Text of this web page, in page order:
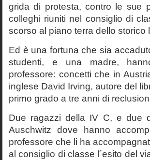
grida di protesta, contro le sue
colleghi riuniti nel consiglio di
scorso al piano terra dello storico
Ed è una fortuna che sia
studenti, e una madre,
professore: concetti che in
inglese David Irving, autore del
primo grado a tre anni di
Due ragazzi della IV C, e due
Auschwitz dove hanno
professore che li ha
al consiglio di classe l´esito del